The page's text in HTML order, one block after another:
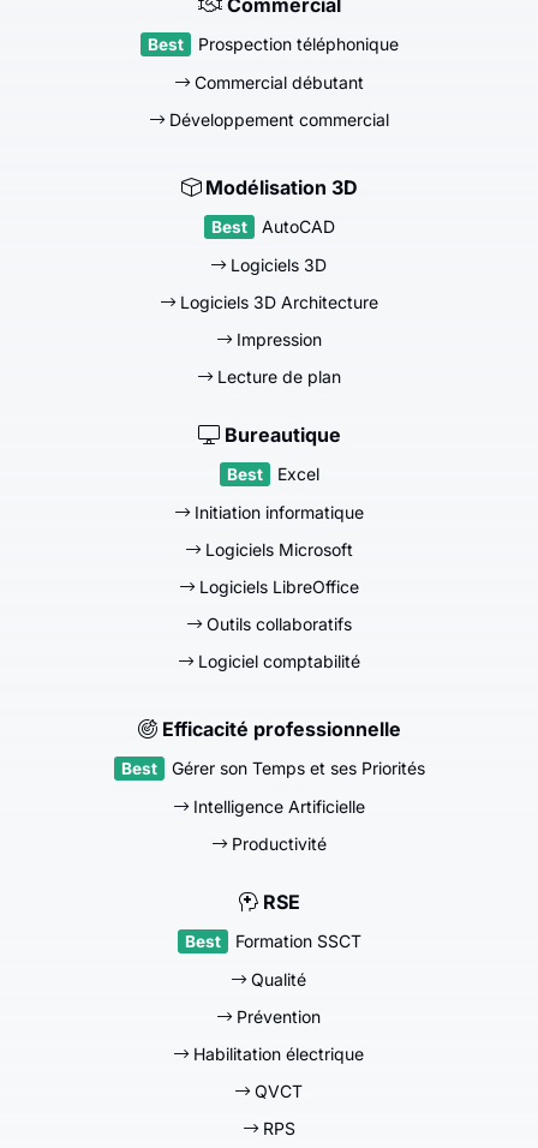
Commercial
Prospection téléphonique
Commercial débutant
Développement commercial
Modélisation 3D
AutoCAD
Logiciels 3D
Logiciels 3D Architecture
Impression
Lecture de plan
Bureautique
Excel
Initiation informatique
Logiciels Microsoft
Logiciels LibreOffice
Outils collaboratifs
Logiciel comptabilité
Efficacité professionnelle
Gérer son Temps et ses Priorités
Intelligence Artificielle
Productivité
RSE
Formation SSCT
Qualité
Prévention
Habilitation électrique
QVCT
RPS